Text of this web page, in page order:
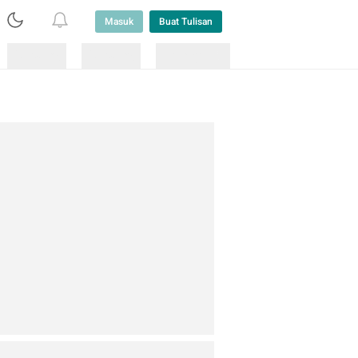
Masuk Buat Tulisan